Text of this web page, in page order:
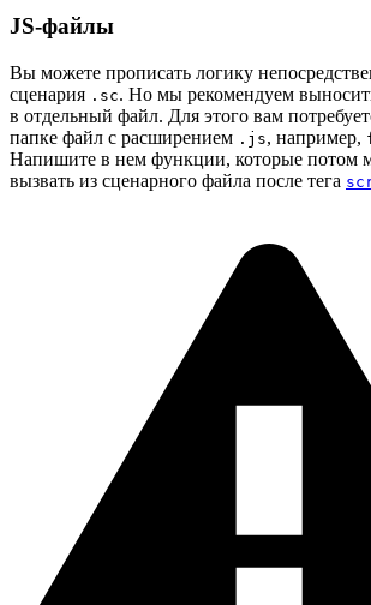
JS-файлы
Вы можете прописать логику
сценария .sc. Но мы рекомендуем
в отдельный файл. Для этого вам
папке файл с расширением .js, например,
Напишите в нем функции, которые потом
вызвать из сценарного файла после тега